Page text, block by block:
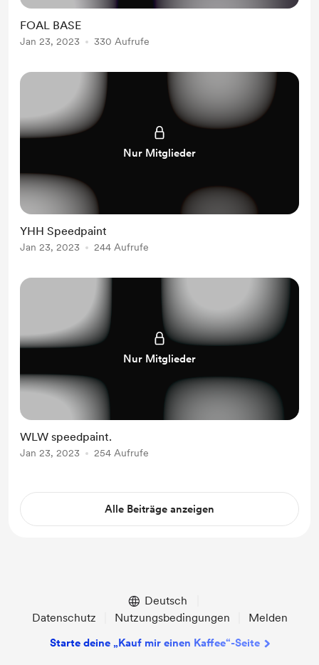
FOAL BASE
Jan 23, 2023 330 Aufrufe
Nur Mitglieder
YHH Speedpaint
Jan 23, 2023 244 Aufrufe
Nur Mitglieder
WLW speedpaint.
Jan 23, 2023 254 Aufrufe
Alle Beiträge anzeigen
Deutsch
Datenschutz
Nutzungsbedingungen Melden
Starte deine „Kauf mir einen Kaffee“-Seite